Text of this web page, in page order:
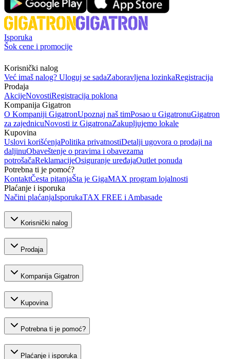
Isporuka
Šok cene i promocije
Korisnički nalog
Već imaš nalog? Uloguj se sadaZaboravljena lozinkaRegistracija
Prodaja
AkcijeNovostiRegistracija poklona
Kompanija Gigatron
O Kompaniji GigatronUpoznaj naš timPosao u GigatronuGigatron
za zajednicuNovosti iz GigatronaZakupljujemo lokale
Kupovina
Uslovi korišćenjaPolitika privatnostiDetalji ugovora o prodaji na
daljinuObaveštenje o pravima i obavezama
potrošačaReklamacijeOsiguranje uređajaOutlet ponuda
Potrebna ti je pomoć?
KontaktČesta pitanjaŠta je GigaMAX program lojalnosti
Plaćanje i isporuka
Načini plaćanjaIsporukaTAX FREE i Ambasade
Korisnički nalog
Prodaja
Kompanija Gigatron
Kupovina
Potrebna ti je pomoć?
Plaćanje i isporuka